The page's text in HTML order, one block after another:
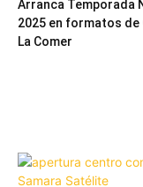
Arranca Temporada
2025 en formatos de
La Comer